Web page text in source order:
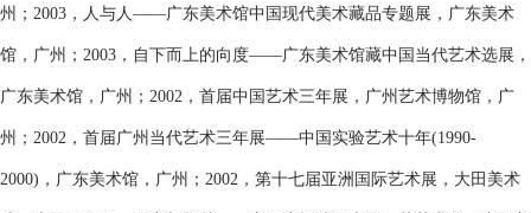
州；2003，人与人——广东美术馆中国现代美术藏品专题展，广东美术
馆，广州；2003，自下而上的向度——广东美术馆藏中国当代艺术选展，
广东美术馆，广州；2002，首届中国艺术三年展，广州艺术博物馆，广
州；2002，首届广州当代艺术三年展——中国实验艺术十年(1990-
2000)，广东美术馆，广州；2002，第十七届亚洲国际艺术展，大田美术